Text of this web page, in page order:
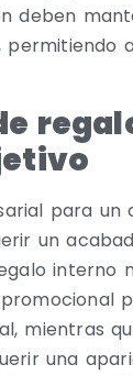
deben
permitiendo
para un
un
interno
mientras
una